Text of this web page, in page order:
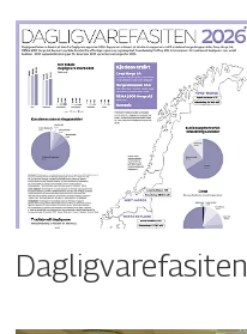
Dagligvarefasiten